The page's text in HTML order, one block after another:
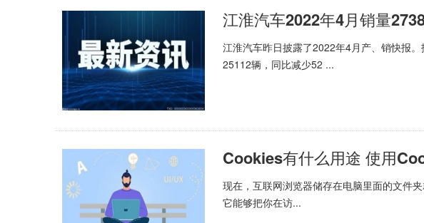
江淮汽车2022年4月销量
江淮汽车昨日披露了2022年4月产、销快报
25112辆，同比减少52 ...
Cookies有什么用途 使用
现在，互联网浏览器储存在电脑里面的文件
它能够把你在访...